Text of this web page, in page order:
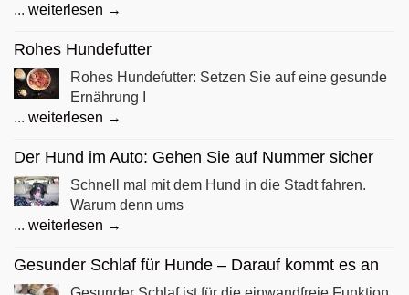
... weiterlesen →
Rohes Hundefutter
Rohes Hundefutter: Setzen Sie auf eine gesunde
Ernährung I
... weiterlesen →
Der Hund im Auto: Gehen Sie auf Nummer sicher
Schnell mal mit dem Hund in die Stadt fahren.
Warum denn ums
... weiterlesen →
Gesunder Schlaf für Hunde – Darauf kommt es an